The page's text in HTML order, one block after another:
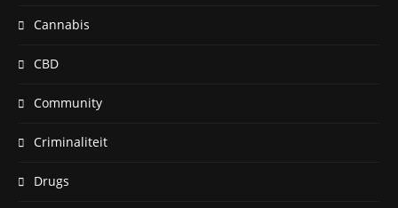
Cannabis
CBD
Community
Criminaliteit
Drugs